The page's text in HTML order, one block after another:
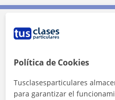
Contacta con Mari
Tarifa
1ª clase gratis
Política de Cookies
Tusclasesparticulares
para garantizar el